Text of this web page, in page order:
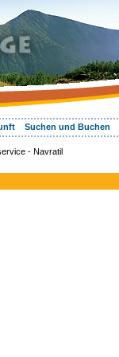
Suchen und Buchen
- Navratil